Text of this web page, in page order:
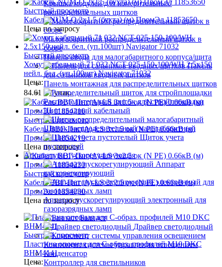
Крышка модулей для измерительных/
распределительных щитков
Малогабаритный распределительный щиток в
сборе
Панель ввода для малогабаритного корпуса/щита
Панель
для сальников вводных щитков
Панель монтажная для распределительных щитков
Распределительный щиток для стройплощадки
Щит вводный кабельный
Щиток распределительный малогабаритный
Щиток учета
пустотелый
Аппаратура пускорегулирующая
Аппарат
пускорегулирующий
Аппарат пускорегулирующий электронный для
газоразрядных ламп
Балласт
Драйвер светодиодный
Компонент системы управления освещением
Конденсатор
Контроллер для светильников
Быстрый просмотр
Кабель NUM-О 2х1.5 (бухта) (м) ПромЭл 11853650
Цена по запросу
Быстрый просмотр
Хомут кабельный 71 032 NCT-025-150-100/WH 2.5х150
нейл. бел. (уп.100шт) Navigator 71032
Цена:
84.61 ₽/ упак.
Быстрый просмотр
Кабель ВВГ-Пнг(А)-LS 3х1.5 ок (N PE) 0.66кВ (м)
ПромЭл 11854210
Цена по запросу
Быстрый просмотр
Кабель ВВГ-Пнг(А)-LS 3х2.5 ок (N PE) 0.66кВ (м)
ПромЭл 11854230
Цена по запросу
Быстрый просмотр
Пластина опорная для С-образ. профилей M10 DKC
BHM4141
Цена: